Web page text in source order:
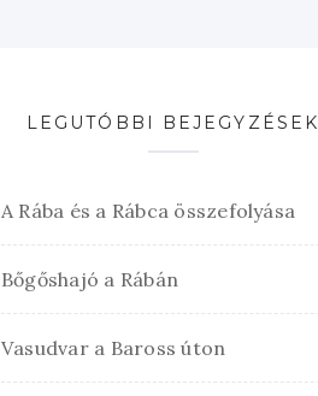
LEGUTÓBBI BEJEGYZÉSEK
A Rába és a Rábca összefolyása
Bőgőshajó a Rábán
Vasudvar a Baross úton